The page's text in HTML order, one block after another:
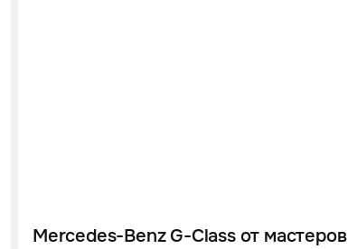
Mercedes-Benz G-Class от мастеров